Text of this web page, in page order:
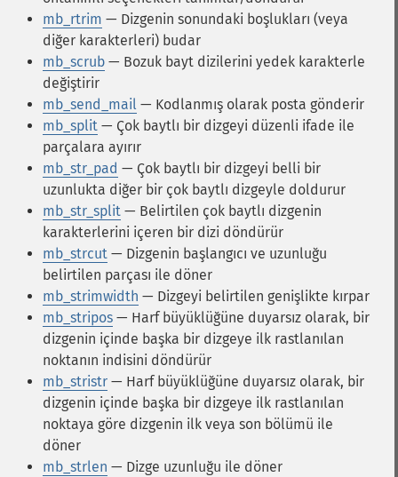
mb_rtrim — Dizgenin sonundaki boşlukları (veya
diğer karakterleri) budar
mb_scrub — Bozuk bayt dizilerini yedek karakterle
değiştirir
mb_send_mail — Kodlanmış olarak posta gönderir
mb_split — Çok baytlı bir dizgeyi düzenli ifade ile
parçalara ayırır
mb_str_pad — Çok baytlı bir dizgeyi belli bir
uzunlukta diğer bir çok baytlı dizgeyle doldurur
mb_str_split — Belirtilen çok baytlı dizgenin
karakterlerini içeren bir dizi döndürür
mb_strcut — Dizgenin başlangıcı ve uzunluğu
belirtilen parçası ile döner
mb_strimwidth — Dizgeyi belirtilen genişlikte kırpar
mb_stripos — Harf büyüklüğüne duyarsız olarak, bir
dizgenin içinde başka bir dizgeye ilk rastlanılan
noktanın indisini döndürür
mb_stristr — Harf büyüklüğüne duyarsız olarak, bir
dizgenin içinde başka bir dizgeye ilk rastlanılan
noktaya göre dizgenin ilk veya son bölümü ile
döner
mb_strlen — Dizge uzunluğu ile döner